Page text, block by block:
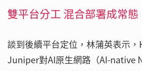
雙平台分工 混合部署成常態
談到後續平台定位，林蒲英表示，
Juniper對AI原生網路（AI-native